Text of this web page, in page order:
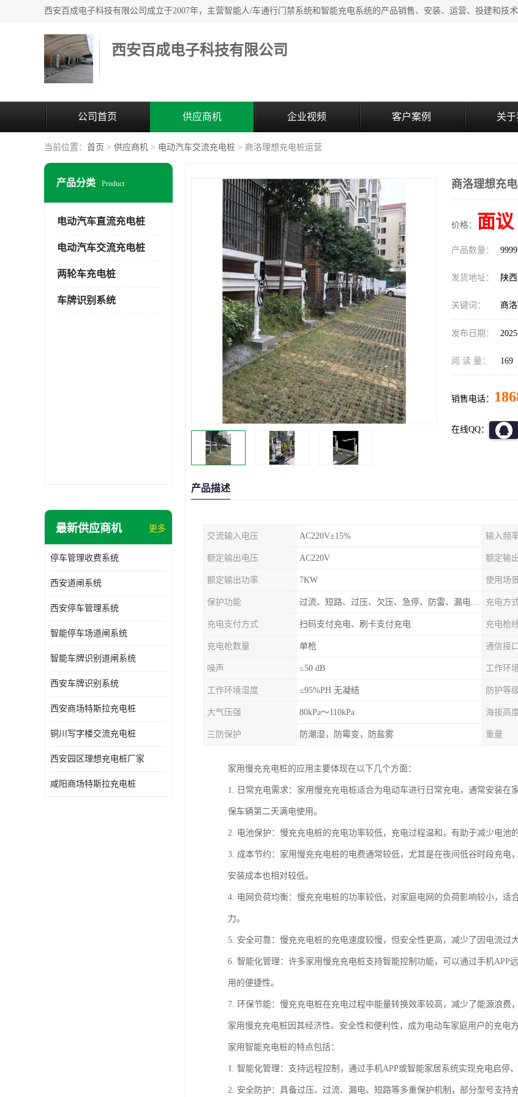
西安百成电子科技有限公司
公司首页 供应商机 企业视频 客户案例 关于
当前位置： 首页 > 供应商机 > 电动汽车交流充电桩 > 商洛理想充电桩运营
产品分类 Product
电动汽车直流充电桩
电动汽车交流充电桩
两轮车充电桩
车牌识别系统
最新供应商机 更多
停车管理收费系统
西安道闸系统
西安停车管理系统
智能停车场道闸系统
智能车牌识别道闸系统
西安车牌识别系统
西安商场特斯拉充电桩
铜川写字楼交流充电桩
西安园区理想充电桩厂家
咸阳商场特斯拉充电桩
商洛理想充
价格： 面议
产品数量：
发货地址： 陕
关键词： 商
发布日期：
阅 读 量： 169
销售电话：
在线QQ：
产品描述
交流输入电压 AC220V±15% 输入频
额定输出电压 AC220V 额定输
额定输出功率 7KW 使用场
保护功能 过流、短路、过压、欠压、急停、防雷、漏电保护 充电方
充电支付方式 扫码支付充电、刷卡支付充电 充电枪
充电枪数量 单枪 通信接口
噪声 ≤50 dB 工作环
工作环境湿度 ≤95%PH 无凝结 防护等
大气压强 80kPa～110kPa 海拔高
三防保护 防潮湿，防霉变，防盐雾 重量
家用慢充充电桩的应用主要体现在以下几个方面：
1. 日常充电需求：家用慢充充电桩适合为电动车进行日常充电，通常安装
保车辆第二天满电使用。
2. 电池保护：慢充充电桩的充电功率较低，充电过程温和，有助于减少电池
3. 成本节约：家用慢充充电桩的电费通常较低，尤其是在夜间低谷时段充电
安装成本也相对较低。
4. 电网负荷均衡：慢充充电桩的功率较低，对家庭电网的负荷影响较小，适
力。
5. 安全可靠：慢充充电桩的充电速度较慢，但安全性更高，减少了因电流过
6. 智能化管理：许多家用慢充充电桩支持智能控制功能，可以通过手机APP
用的便捷性。
7. 环保节能：慢充充电桩在充电过程中能量转换效率较高，减少了能源浪费
家用慢充充电桩因其经济性、安全性和便利性，成为电动车家庭用户的充电方
家用智能充电桩的特点包括：
1. 智能化管理：支持远程控制，通过手机APP或智能家居系统实现充电启停
2. 安全防护：具备过压、过流、漏电、短路等多重保护机制，部分型号支持